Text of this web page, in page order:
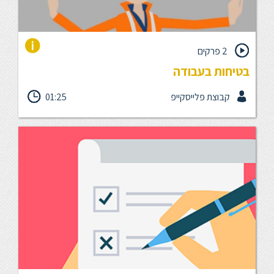
2 פרקים
בטיחות בעבודה
תאונות עבודה מובילות ליותר נזקים גופניים בשנה מכל גורם אחר,
אפילו יותר מתאונות דרכים. מרבית מתאונות העבודה קורות בגלל
טעות אנוש, בגלל חוסר תשומת לב והיעדר הסברה ומודעות. אז
כדאי שנעצור ונדבר על בטיחות בעבודה.
01:25 קבוצת פלייסקייפ